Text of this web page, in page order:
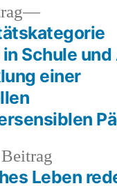
Beitrag:
Leben
Nächster
Beitrag:
Schule
einer